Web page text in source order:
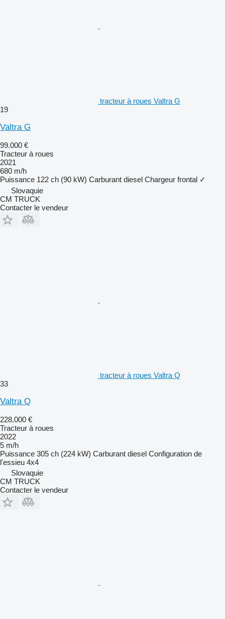
tracteur à roues Valtra G
19
Valtra G
99.000 €
Tracteur à roues
2021
680 m/h
Puissance 122 ch (90 kW) Carburant diesel Chargeur frontal ✓
Slovaquie
CM TRUCK
Contacter le vendeur
tracteur à roues Valtra Q
33
Valtra Q
228.000 €
Tracteur à roues
2022
5 m/h
Puissance 305 ch (224 kW) Carburant diesel Configuration de
l'essieu 4x4
Slovaquie
CM TRUCK
Contacter le vendeur